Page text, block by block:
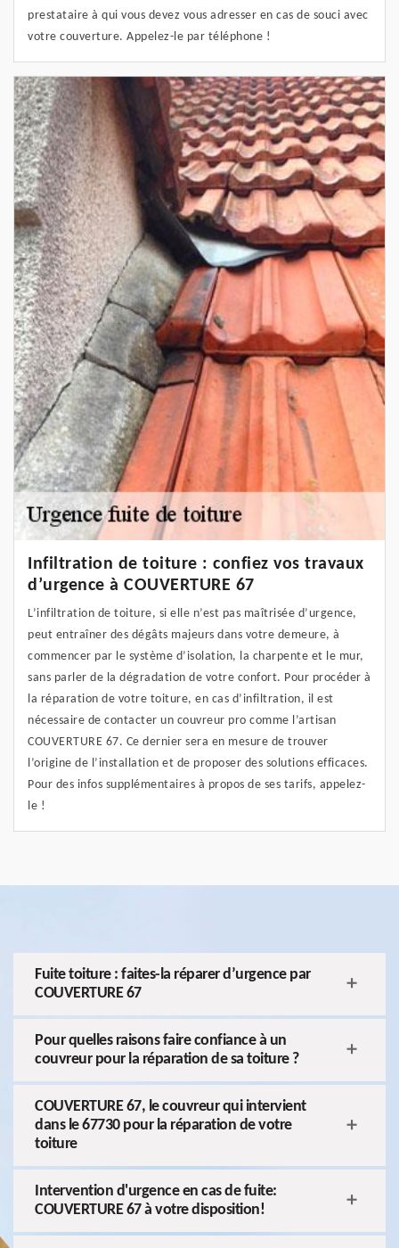
prestataire à qui vous devez vous adresser en cas de souci avec
votre couverture. Appelez-le par téléphone !
Infiltration de toiture : confiez vos travaux
d’urgence à COUVERTURE 67
L’infiltration de toiture, si elle n’est pas maîtrisée d’urgence,
peut entraîner des dégâts majeurs dans votre demeure, à
commencer par le système d’isolation, la charpente et le mur,
sans parler de la dégradation de votre confort. Pour procéder à
la réparation de votre toiture, en cas d’infiltration, il est
nécessaire de contacter un couvreur pro comme l’artisan
COUVERTURE 67. Ce dernier sera en mesure de trouver
l’origine de l’installation et de proposer des solutions efficaces.
Pour des infos supplémentaires à propos de ses tarifs, appelez-
le !
Fuite toiture : faites-la réparer d’urgence par
COUVERTURE 67
Pour quelles raisons faire confiance à un
couvreur pour la réparation de sa toiture ?
COUVERTURE 67, le couvreur qui intervient
dans le 67730 pour la réparation de votre
toiture
Intervention d'urgence en cas de fuite:
COUVERTURE 67 à votre disposition!